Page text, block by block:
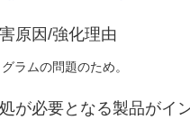
原因/強化理由
ラムの問題のため。
が必要となる製品がイ